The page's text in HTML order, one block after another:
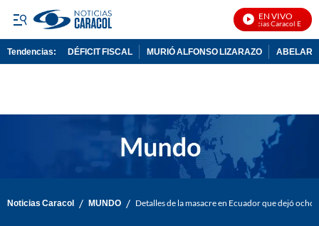
EN VIVO
Noticias Caracol En Vivo
Tendencias: DÉFICIT FISCAL MURIÓ ALFONSO LIZARAZO
Noticias Caracol / MUNDO / Detalles de la masacre en Ecuador que dejó